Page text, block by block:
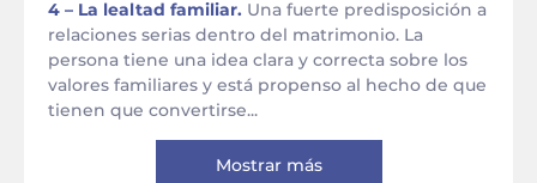
4 – La lealtad familiar. Una fuerte predisposición a
relaciones serias dentro del matrimonio. La
persona tiene una idea clara y correcta sobre los
valores familiares y está propenso al hecho de que
tienen que convertirse...
Mostrar más